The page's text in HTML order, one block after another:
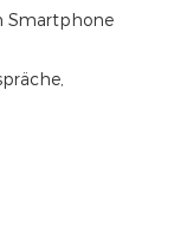
Smartphone